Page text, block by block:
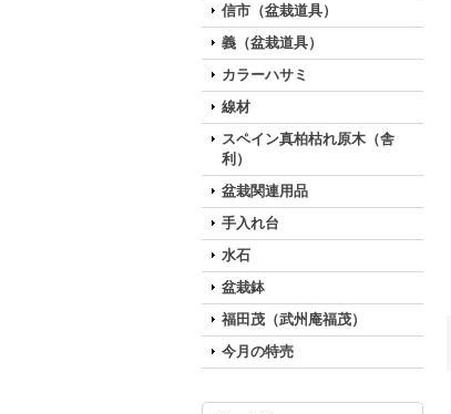
信市（盆栽道具）
義（盆栽道具）
カラーハサミ
線材
スペイン真柏枯れ原木（舎
利）
盆栽関連用品
手入れ台
水石
盆栽鉢
福田茂（武州庵福茂）
今月の特売